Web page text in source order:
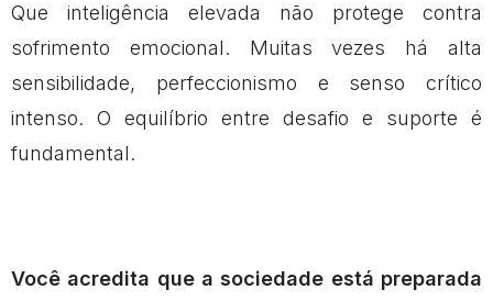
Que inteligência elevada não protege contra
sofrimento emocional. Muitas vezes há alta
sensibilidade, perfeccionismo e senso crítico
intenso. O equilíbrio entre desafio e suporte é
fundamental.
Você acredita que a sociedade está preparada